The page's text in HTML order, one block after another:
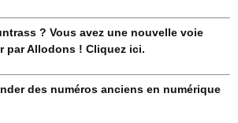
? Vous avez une nouvelle voie
par Allodons ! Cliquez ici.
des numéros anciens en numérique